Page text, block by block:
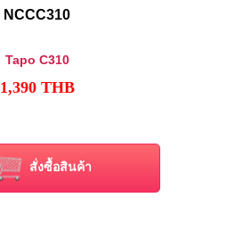
NCCC310
Tapo C310
1,390 THB
สั่งซื้อสินค้า